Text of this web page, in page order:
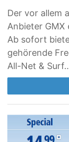
Der vor allem
Anbieter
Ab sofort
gehörende
All-Net &